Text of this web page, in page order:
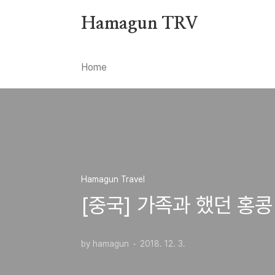
Hamagun TRV
Home
Hamagun Travel
[중국] 가족과 했던 홍
by hamagun 2018. 12. 3.